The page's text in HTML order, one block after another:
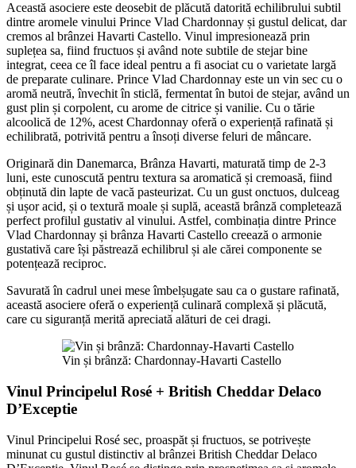
Această asociere este deosebit de plăcută datorită echilibrului subtil
dintre aromele vinului Prince Vlad Chardonnay și gustul delicat, dar
cremos al brânzei Havarti Castello. Vinul impresionează prin
suplețea sa, fiind fructuos și având note subtile de stejar bine
integrat, ceea ce îl face ideal pentru a fi asociat cu o varietate largă
de preparate culinare. Prince Vlad Chardonnay este un vin sec cu o
aromă neutră, învechit în sticlă, fermentat în butoi de stejar, având un
gust plin și corpolent, cu arome de citrice și vanilie. Cu o tărie
alcoolică de 12%, acest Chardonnay oferă o experiență rafinată și
echilibrată, potrivită pentru a însoți diverse feluri de mâncare.
Originară din Danemarca, Brânza Havarti, maturată timp de 2-3
luni, este cunoscută pentru textura sa aromatică și cremoasă, fiind
obținută din lapte de vacă pasteurizat. Cu un gust onctuos, dulceag
și ușor acid, și o textură moale și suplă, această brânză completează
perfect profilul gustativ al vinului. Astfel, combinația dintre Prince
Vlad Chardonnay și brânza Havarti Castello creează o armonie
gustativă care își păstrează echilibrul și ale cărei componente se
potențează reciproc.
Savurată în cadrul unei mese îmbelșugate sau ca o gustare rafinată,
această asociere oferă o experiență culinară complexă și plăcută,
care cu siguranță merită apreciată alături de cei dragi.
Vin și brânză: Chardonnay-Havarti Castello
Vinul Principelul Rosé + British Cheddar Delaco
D’Exceptie
Vinul Principelui Rosé sec, proaspăt și fructuos, se potrivește
minunat cu gustul distinctiv al brânzei British Cheddar Delaco